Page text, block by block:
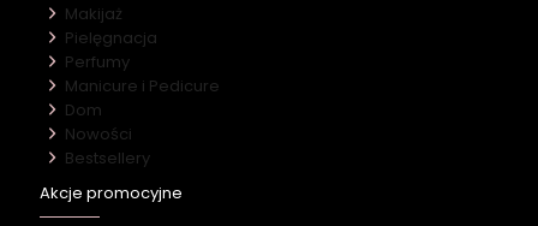
Makijaż
Pielęgnacja
Perfumy
Manicure i Pedicure
Dom
Nowości
Bestsellery
Akcje promocyjne